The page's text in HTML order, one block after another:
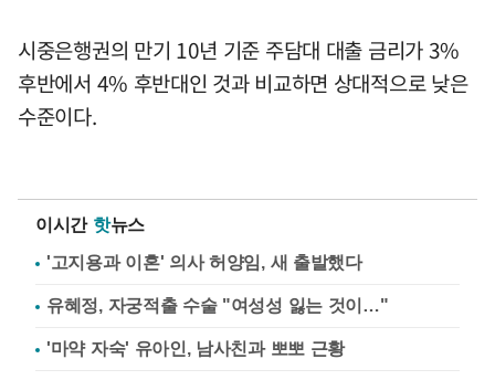
시중은행권의 만기 10년 기준 주담대 대출 금리가 3%
후반에서 4% 후반대인 것과 비교하면 상대적으로 낮은
수준이다.
이시간 핫뉴스
'고지용과 이혼' 의사 허양임, 새 출발했다
유혜정, 자궁적출 수술 "여성성 잃는 것이…"
'마약 자숙' 유아인, 남사친과 뽀뽀 근황